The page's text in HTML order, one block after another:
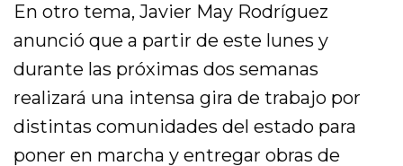
En otro tema, Javier May Rodríguez
anunció que a partir de este lunes y
durante las próximas dos semanas
realizará una intensa gira de trabajo por
distintas comunidades del estado para
poner en marcha y entregar obras de